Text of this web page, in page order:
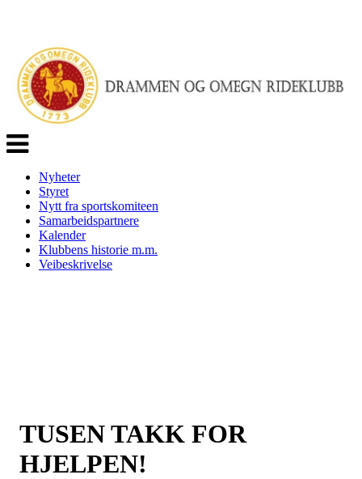
Veksle
navigasjon
Nyheter
Styret
Nytt fra sportskomiteen
Samarbeidspartnere
Kalender
Klubbens historie m.m.
Veibeskrivelse
TUSEN TAKK FOR
HJELPEN!